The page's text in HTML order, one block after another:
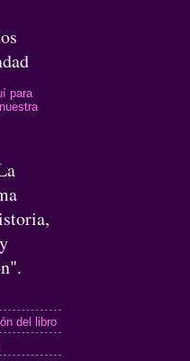
para
del libro